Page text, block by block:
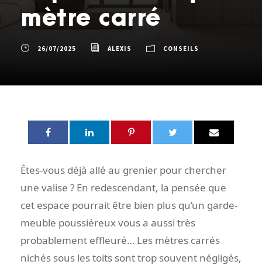
mètre carré
26/07/2025 ALEXIS CONSEILS
Êtes-vous déjà allé au grenier pour chercher
une valise ? En redescendant, la pensée que
cet espace pourrait être bien plus qu’un garde-
meuble poussiéreux vous a aussi très
probablement effleuré… Les mètres carrés
nichés sous les toits sont trop souvent négligés,